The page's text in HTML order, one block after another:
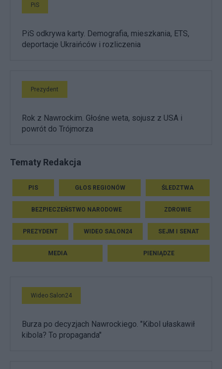
PiS
PiS odkrywa karty. Demografia, mieszkania, ETS,
deportacje Ukraińców i rozliczenia
Prezydent
Rok z Nawrockim. Głośne weta, sojusz z USA i
powrót do Trójmorza
Tematy Redakcja
PIS GŁOS REGIONÓW ŚLEDZTWA
BEZPIECZEŃSTWO NARODOWE ZDROWIE
PREZYDENT WIDEO SALON24 SEJM I SENAT
MEDIA PIENIĄDZE
Wideo Salon24
Burza po decyzjach Nawrockiego. "Kibol ułaskawił
kibola? To propaganda"